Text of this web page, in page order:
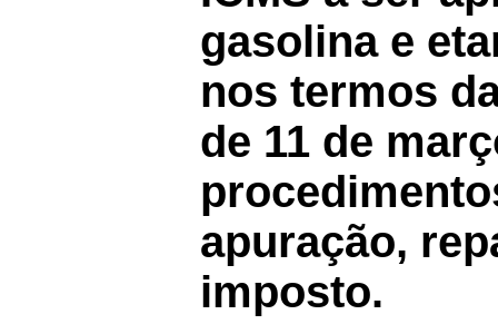
gasolina e
nos termos
de 11 de
apuração,
imposto.